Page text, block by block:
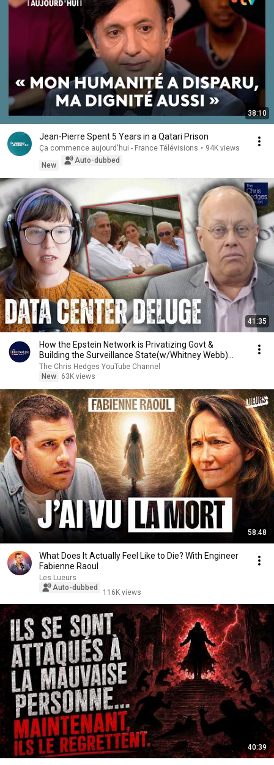
38:10
Jean-Pierre Spent 5 Years in a Qatari Prison
Ça commence aujourd'hui - France Télévisions • 94K views
New
Auto-dubbed
41:35
How the Epstein Network is Privatizing Govt &
Building the Surveillance State(w/Whitney Webb)
|TCHR
The Chris Hedges YouTube Channel
New
63K views
58:48
What Does It Actually Feel Like to Die? With Engineer
Fabienne Raoul
Les Lueurs
Auto-dubbed
116K views
40:39